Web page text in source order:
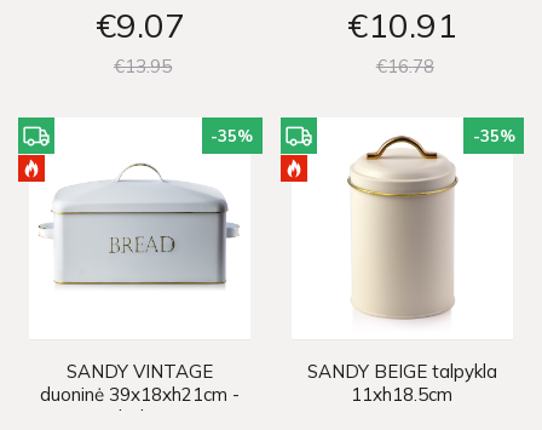
€9 07
€1395
€10 91
€1678
-35%
SANDY VINTAGE
duoninė 39x18xh21cm -
balta
-35%
SANDY BEIGE talpykla
11xh18.5cm